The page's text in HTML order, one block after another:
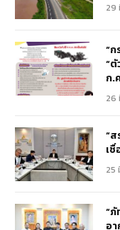
29
“ก
“ตั
ก.
26
“
เ
25
“ภั
อ